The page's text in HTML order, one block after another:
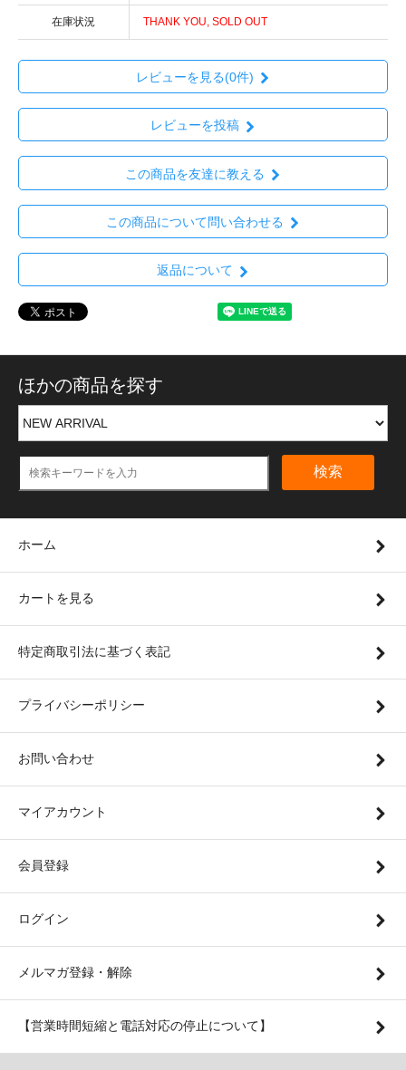
在庫状況 THANK YOU, SOLD OUT
レビューを見る(0件)
レビューを投稿
この商品を友達に教える
この商品について問い合わせる
返品について
ほかの商品を探す
検索
ホーム
カートを見る
特定商取引法に基づく表記
プライバシーポリシー
お問い合わせ
マイアカウント
会員登録
ログイン
メルマガ登録・解除
【営業時間短縮と電話対応の停止について】